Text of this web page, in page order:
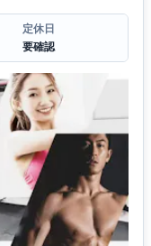
定休日
要確認